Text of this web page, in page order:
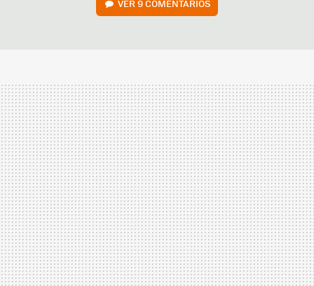
VER9 COMENTARIOS